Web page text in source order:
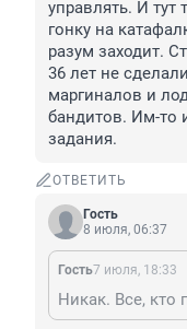
управлять. И тут
гонку на
разум заходит.
36 лет не
маргиналов и
бандитов. Им-
задания.
ОТВЕТИТЬ
Гость
8 июля, 06:37
Гость7 июля, 18:33